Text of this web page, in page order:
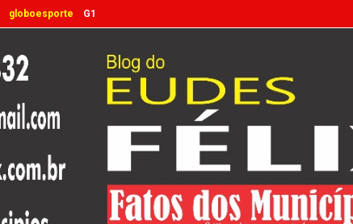
globoesporte G1